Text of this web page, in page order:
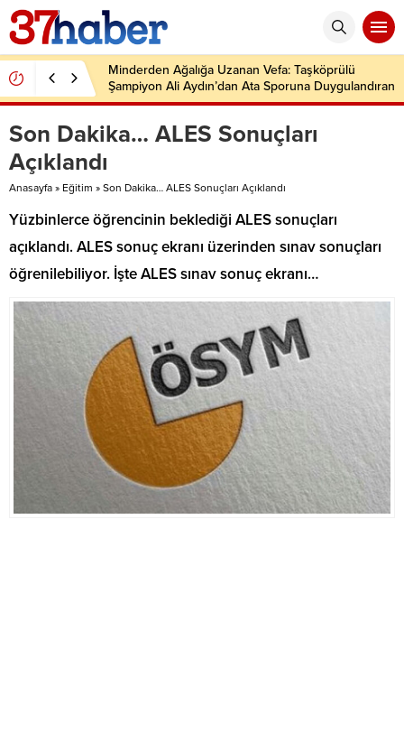
Minderden Ağalığa Uzanan Vefa: Taşköprülü
Şampiyon Ali Aydın’dan Ata Sporuna Duygulandıran
Dönüş
Son Dakika… ALES Sonuçları
Açıklandı
Anasayfa » Eğitim » Son Dakika… ALES Sonuçları Açıklandı
Yüzbinlerce öğrencinin beklediği ALES sonuçları
açıklandı. ALES sonuç ekranı üzerinden sınav sonuçları
öğrenilebiliyor. İşte ALES sınav sonuç ekranı…